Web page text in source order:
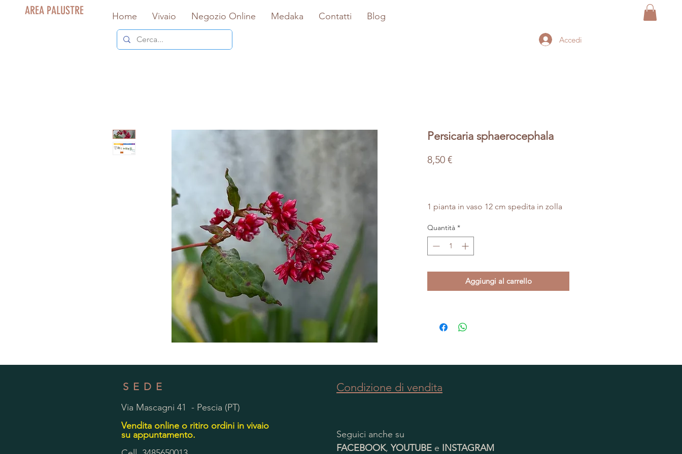
AREA PALUSTRE Home Vivaio Negozio Online Medaka Contatti Blog
Accedi
Persicaria sphaerocephala
8,50 €Prezzo
1 pianta in vaso 12 cm spedita in zolla
Quantità *
Aggiungi al carrello
SEDE
Via Mascagni 41 - Pescia (PT)
Vendita online o ritiro ordini in vivaio
su appuntamento.
Condizione di vendita
Seguici anche su
FACEBOOK,YOUTUBE e INSTAGRAM